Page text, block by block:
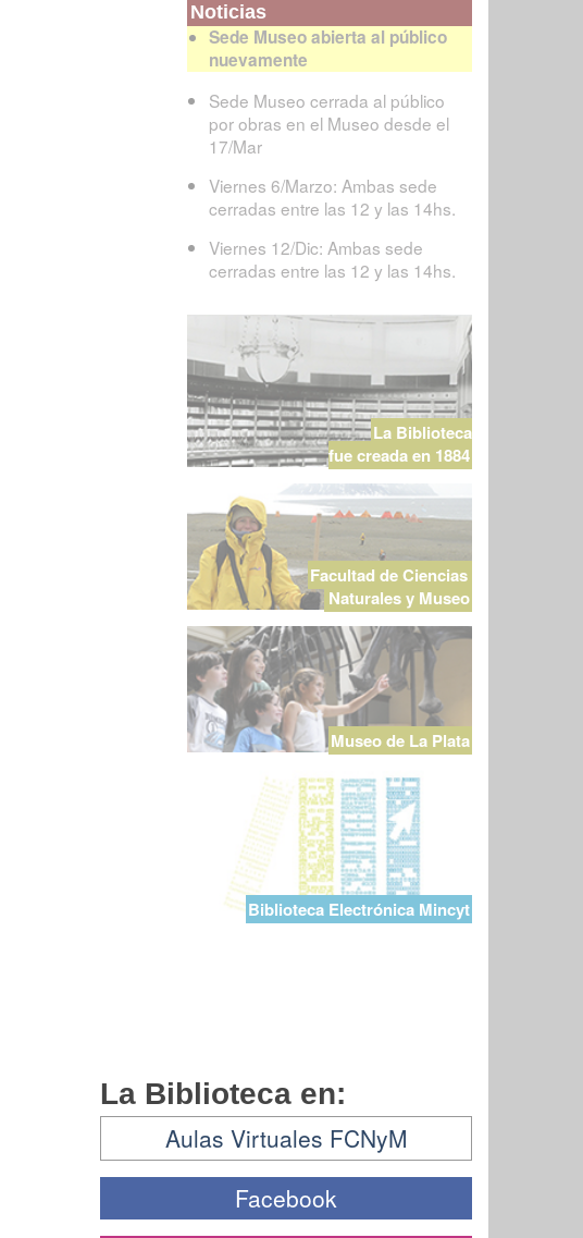
Noticias
Sede Museo abierta al público
nuevamente
Sede Museo cerrada al público
por obras en el Museo desde el
17/Mar
Viernes 6/Marzo: Ambas sede
cerradas entre las 12 y las 14hs.
Viernes 12/Dic: Ambas sede
cerradas entre las 12 y las 14hs.
La Biblioteca
fue creada en 1884
Facultad de Ciencias
Naturales y Museo
Museo de La Plata
Biblioteca Electrónica Mincyt
La Biblioteca en:
Aulas Virtuales FCNyM
Facebook